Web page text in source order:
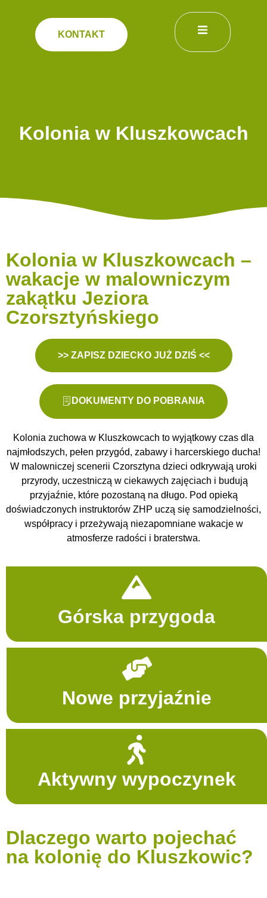
KONTAKT
Kolonia w Kluszkowcach
Kolonia w Kluszkowcach –
wakacje w malowniczym
zakątku Jeziora
Czorsztyńskiego
>> ZAPISZ DZIECKO JUŻ DZIŚ <<
DOKUMENTY DO POBRANIA
Kolonia zuchowa w Kluszkowcach to wyjątkowy czas dla
najmłodszych, pełen przygód, zabawy i harcerskiego ducha!
W malowniczej scenerii Czorsztyna dzieci odkrywają uroki
przyrody, uczestniczą w ciekawych zajęciach i budują
przyjaźnie, które pozostaną na długo. Pod opieką
doświadczonych instruktorów ZHP uczą się samodzielności,
współpracy i przeżywają niezapomniane wakacje w
atmosferze radości i braterstwa.
Górska przygoda
Nowe przyjaźnie
Aktywny wypoczynek
Dlaczego warto pojechać
na kolonię do Kluszkowic?